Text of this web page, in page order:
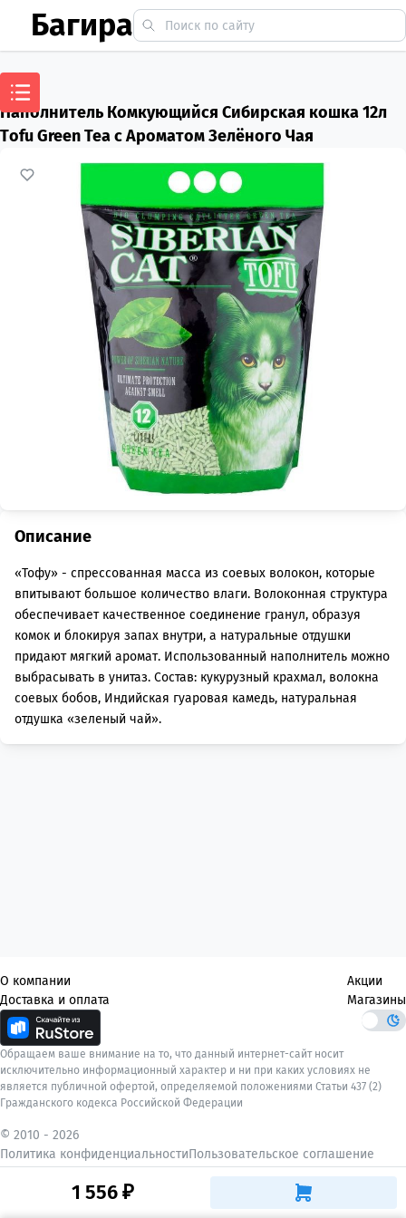
Багира
Наполнитель Комкующийся Сибирская кошка 12л
Тofu Green Tea c Ароматом Зелёного Чая
1 556 ₽
Описание
«Тофу» - спрессованная масса из соевых волокон, которые
впитывают большое количество влаги. Волоконная структура
обеспечивает качественное соединение гранул, образуя
комок и блокируя запах внутри, а натуральные отдушки
придают мягкий аромат. Использованный наполнитель можно
выбрасывать в унитаз. Состав: кукурузный крахмал, волокна
соевых бобов, Индийская гуаровая камедь, натуральная
отдушка «зеленый чай».
О компании
Доставка и оплата
Акции
Магазины
Обращаем ваше внимание на то, что данный интернет-сайт носит
исключительно информационный характер и ни при каких условиях не
является публичной офертой, определяемой положениями Статьи 437 (2)
Гражданского кодекса Российской Федерации
© 2010 - 2026
Политика конфиденциальностиПользовательское соглашение